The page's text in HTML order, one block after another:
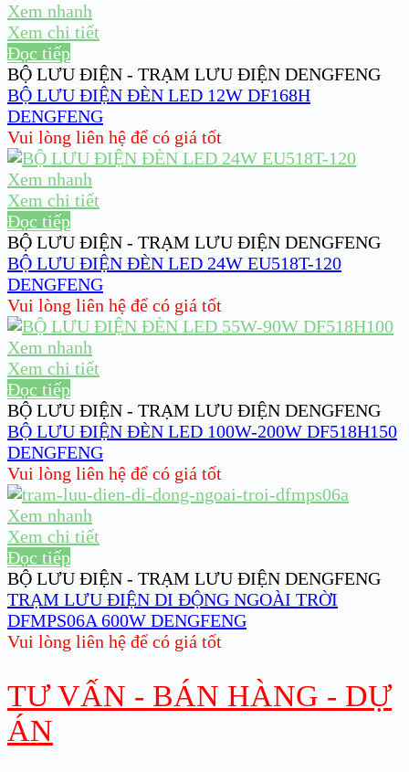
Xem nhanh
Xem chi tiết
Đọc tiếp
BỘ LƯU ĐIỆN - TRẠM LƯU ĐIỆN DENGFENG
BỘ LƯU ĐIỆN ĐÈN LED 12W DF168H
DENGFENG
Vui lòng liên hệ để có giá tốt
Xem nhanh
Xem chi tiết
Đọc tiếp
BỘ LƯU ĐIỆN - TRẠM LƯU ĐIỆN DENGFENG
BỘ LƯU ĐIỆN ĐÈN LED 24W EU518T-120
DENGFENG
Vui lòng liên hệ để có giá tốt
Xem nhanh
Xem chi tiết
Đọc tiếp
BỘ LƯU ĐIỆN - TRẠM LƯU ĐIỆN DENGFENG
BỘ LƯU ĐIỆN ĐÈN LED 100W-200W DF518H150
DENGFENG
Vui lòng liên hệ để có giá tốt
Xem nhanh
Xem chi tiết
Đọc tiếp
BỘ LƯU ĐIỆN - TRẠM LƯU ĐIỆN DENGFENG
TRẠM LƯU ĐIỆN DI ĐỘNG NGOÀI TRỜI
DFMPS06A 600W DENGFENG
Vui lòng liên hệ để có giá tốt
TƯ VẤN - BÁN HÀNG - DỰ
ÁN